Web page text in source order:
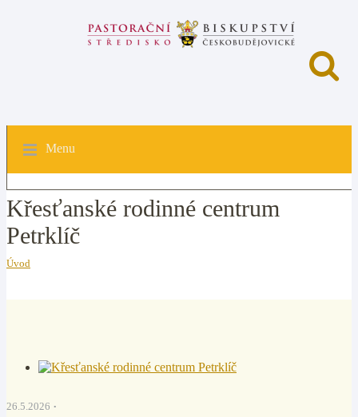
Menu
Křesťanské rodinné centrum
Petrklíč
Úvod
26.5.2026